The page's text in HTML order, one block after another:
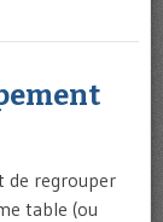
de regrouper
table (ou